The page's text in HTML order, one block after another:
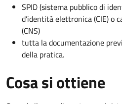
SPID (sistema pubblico di
d’identità elettronica (CIE) o
(CNS)
tutta la documentazione
della pratica.
Cosa si ottiene